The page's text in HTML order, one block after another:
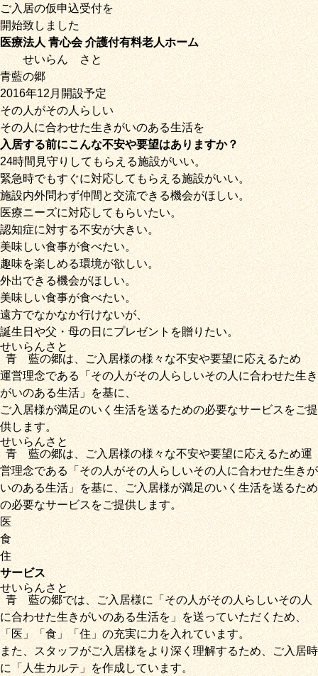
ご入居の仮申込受付を
開始致しました
医療法人 青心会 介護付有料老人ホーム
せいらんさと
青藍の郷
2016年12月開設予定
その人がその人らしい
その人に合わせた生きがいのある生活を
入居する前にこんな不安や要望はありますか？
24時間見守りしてもらえる施設がいい。
緊急時でもすぐに対応してもらえる施設がいい。
施設内外問わず仲間と交流できる機会がほしい。
医療ニーズに対応してもらいたい。
認知症に対する不安が大きい。
美味しい食事が食べたい。
趣味を楽しめる環境が欲しい。
外出できる機会がほしい。
美味しい食事が食べたい。
遠方でなかなか行けないが、
誕生日や父・母の日にプレゼントを贈りたい。
青藍
せいらん
の郷
さと
は、ご入居様の様々な不安や要望に応えるため
運営理念である「その人がその人らしいその人に合わせた生き
がいのある生活」を基に、
ご入居様が満足のいく生活を送るための必要なサービスをご提
供します。
青藍
せいらん
の郷
さと
は、ご入居様の様々な不安や要望に応えるため運
営理念である「その人がその人らしいその人に合わせた生きが
いのある生活」を基に、ご入居様が満足のいく生活を送るため
の必要なサービスをご提供します。
医
食
住
サービス
青藍
せいらん
の郷
さと
では、ご入居様に「その人がその人らしいその人
に合わせた生きがいのある生活を」を送っていただくため、
「医」 「食」「住」の充実に力を入れています。
また、スタッフがご入居様をより深く理解するため、ご入居時
に「人生カルテ」を作成しています。